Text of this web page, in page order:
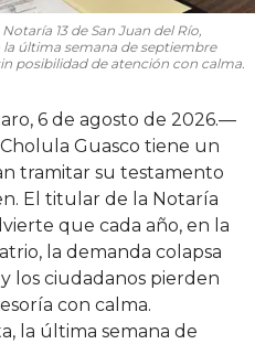
13 de San Juan del Río,
última semana de septiembre
posibilidad de atención con calma.
6 de agosto de 2026.—
Guasco tiene un
tramitar su testamento
El titular de la Notaría
que cada año, en la
la demanda colapsa
los ciudadanos pierden
con calma.
la última semana de